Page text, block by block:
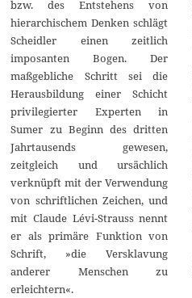
bzw. des Entstehens von
hierarchischem Denken schlägt
Scheidler einen zeitlich
imposanten Bogen. Der
maßgebliche Schritt sei die
Herausbildung einer Schicht
privilegierter Experten in
Sumer zu Beginn des dritten
Jahrtausends gewesen,
zeitgleich und ursächlich
verknüpft mit der Verwendung
von schriftlichen Zeichen, und
mit Claude Lévi-Strauss nennt
er als primäre Funktion von
Schrift, »die Versklavung
anderer Menschen zu
erleichtern«.